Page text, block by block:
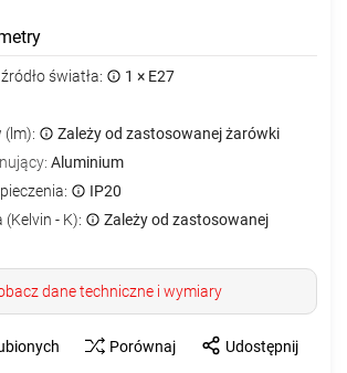
światła:
1 × E27
(lm):
Zależy od zastosowanej żarówki
Aluminium
IP20
- K):
Zależy od zastosowanej
dane techniczne i wymiary
Porównaj Udostępnij